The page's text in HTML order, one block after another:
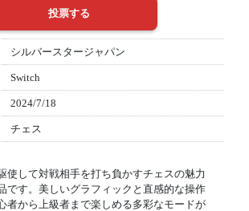
シルバースタージャパン
Switch
2024/7/18
チェス
使して対戦相手を打ち負かすチェスの魅力
です。美しいグラフィックと直感的な操作
者から上級者まで楽しめる多彩なモードが